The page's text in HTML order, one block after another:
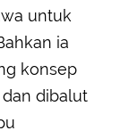
untuk
ia
konsep
dibalut